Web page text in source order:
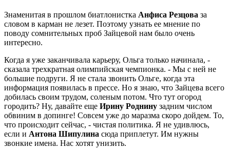
Знаменитая в прошлом биатлонистка Анфиса Резцова за
словом в карман не лезет. Поэтому узнать ее мнение по
поводу сомнительных проб Зайцевой нам было очень
интересно.
Когда я уже заканчивала карьеру, Ольга только начинала, -
сказала трехкратная олимпийская чемпионка. - Мы с ней не
большие подруги. Я не стала звонить Ольге, когда эта
информация появилась в прессе. Но я знаю, что Зайцева всего
добилась своим трудом, соленым потом. Что тут огород
городить? Ну, давайте еще Ирину Роднину задним числом
обвиним в допинге! Совсем уже до маразма скоро дойдем. То,
что происходит сейчас, - чистая политика. Я не удивлюсь,
если и Антона Шипулина сюда приплетут. Им нужны
звонкие имена. Нас хотят унизить.